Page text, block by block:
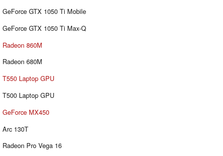
GeForce GTX 1050 Ti Mobile
GeForce GTX 1050 Ti Max-Q
Radeon 860M
Radeon 680M
T550 Laptop GPU
T500 Laptop GPU
GeForce MX450
Arc 130T
Radeon Pro Vega 16